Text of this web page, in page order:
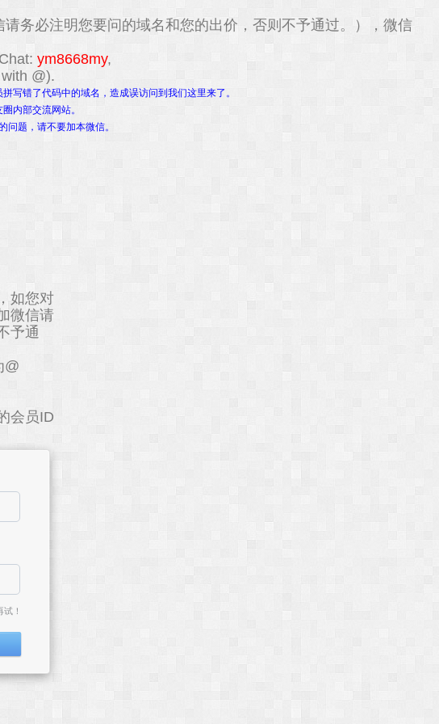
务必注明您要问的域名和您的出价，否则不予通过。），微信
ym8668my,
@).
写错了代码中的域名，造成误访问到我们这里来了。
内部交流网站。
问题，请不要加本微信。
如您对
微信请
予通
@
会员ID
！